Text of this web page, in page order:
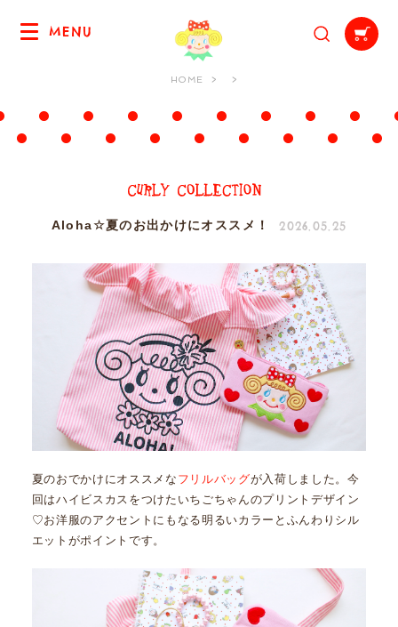
MENU
HOME
Aloha☆夏のお出かけにオススメ！ 2026.05.25
夏のおでかけにオススメな フリルバッグが入荷しました。今
回はハイビスカスをつけたいちごちゃんのプリントデザイン
♡お洋服のアクセントにもなる明るいカラーとふんわりシル
エットがポイントです。